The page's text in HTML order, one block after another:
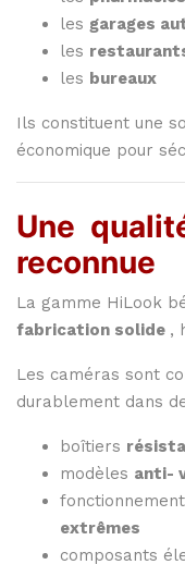
les garages
les
les bureaux
Ils constituent une
économique pour
Une
reconnue
La gamme HiLook
fabrication solide ,
Les caméras sont
durablement dans
boîtiers
modèles anti-
fonctionnement
extrêmes
composants